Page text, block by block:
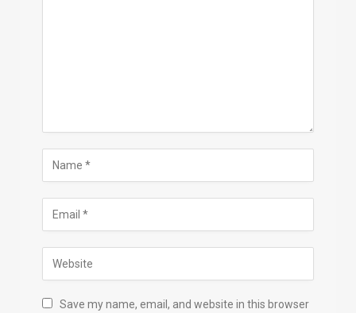
Save my name, email, and website in this browser